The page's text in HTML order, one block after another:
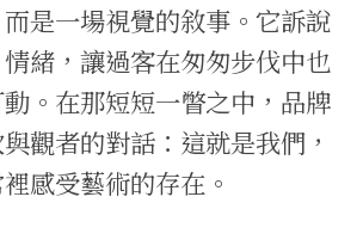
是一場視覺的敘事。它訴說
緒，讓過客在匆匆步伐中也
。在那短短一瞥之中，品牌
觀者的對話：這就是我們，
感受藝術的存在。